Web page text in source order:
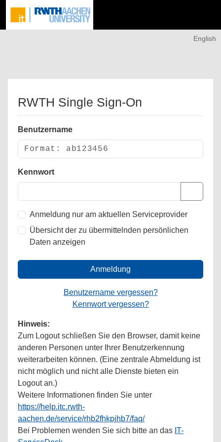
English
RWTH Single Sign-On
Benutzername
Kennwort
Anmeldung nur am aktuellen Serviceprovider
Übersicht der zu übermittelnden persönlichen
Daten anzeigen
Anmeldung
Benutzername vergessen?
Kennwort vergessen?
Hinweis:
Zum Logout schließen Sie den Browser, damit keine
anderen Personen unter Ihrer Benutzerkennung
weiterarbeiten können. (Eine zentrale Abmeldung ist
nicht möglich und nicht alle Dienste bieten ein
Logout an.)
Weitere Informationen finden Sie unter
https://help.itc.rwth-
aachen.de/service/rhb2fhkpjhb7/faq/
Bei Problemen wenden Sie sich bitte an das IT-